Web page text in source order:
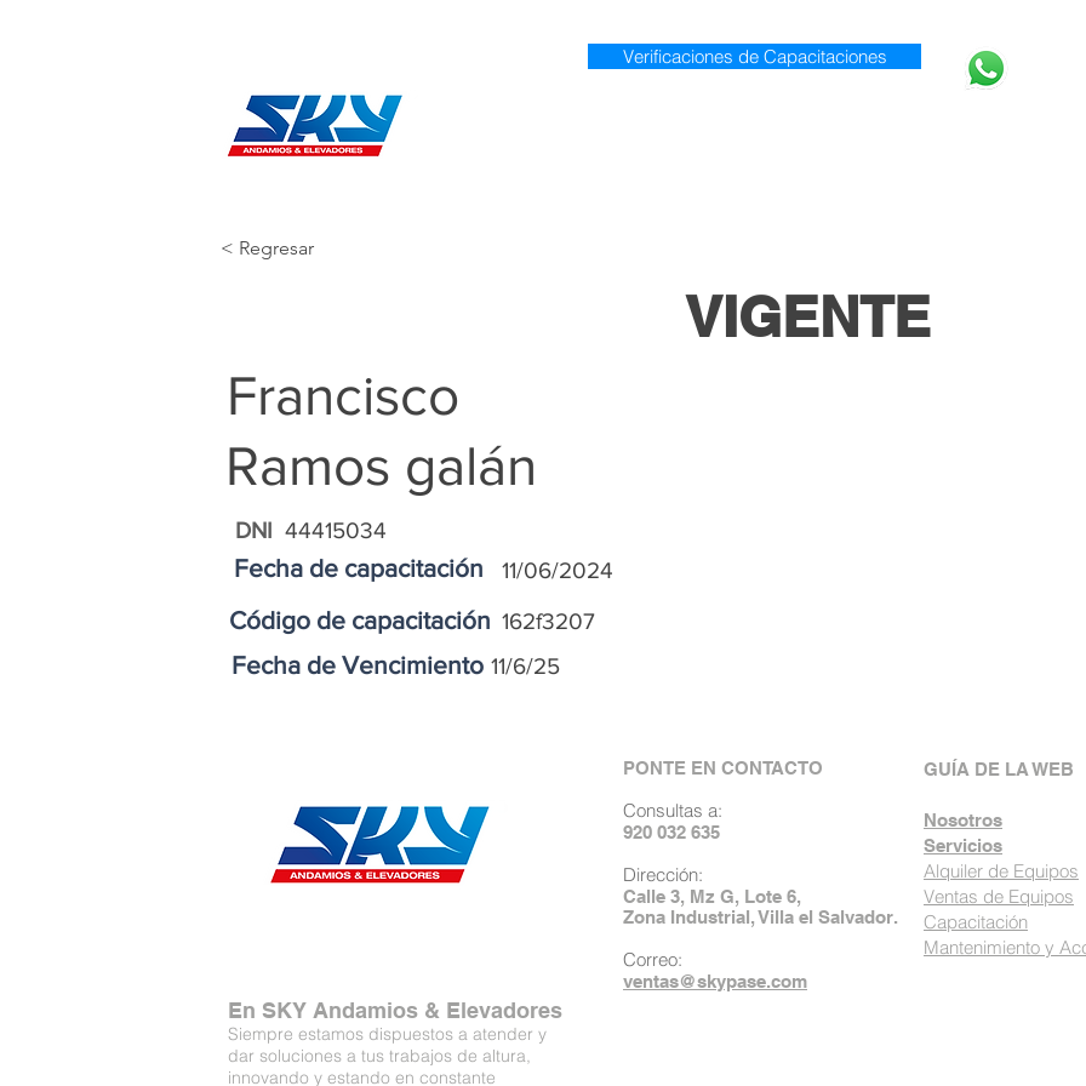
Verificaciones de Capacitaciones
< Regresar
VIGENTE
Francisco
Ramos galán
DNI 44415034
Fecha de capacitación 11/06/2024
Código de capacitación 162f3207
11/6/25
Fecha de Vencimiento
PONTE EN CONTACTO
Consultas a:
920 032 635
Dirección:
Calle 3, Mz G, Lote 6,
Zona Industrial, Villa el Salvador.
Correo:
ventas@skypase.com
GUÍA DE LA WEB
Nosotros
Servicios
Alquiler de Equipos
Ventas de Equipos
Capacitación
Mantenimiento y
En SKY Andamios & Elevadores
Siempre estamos dispuestos a atender y
dar soluciones a tus trabajos de altura,
innovando y estando en constante